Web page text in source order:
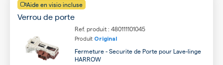
Aide en visio incluse
Verrou de porte
Ref. produit : 480111101045
Produit Original
Fermeture - Securite de Porte pour Lave-linge
HARROW